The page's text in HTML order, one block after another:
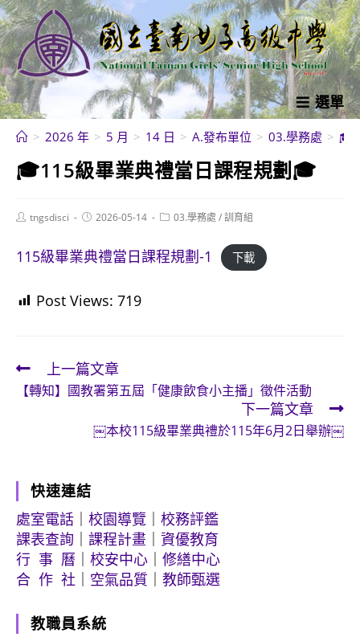
跳
轉
至
主
要
內
選單
> 2026 年 > 5 月 > 14 日 > A.發布單位 > 03.學務處 >
🎓115級畢業典禮當日課程規劃🎓
Posttngsdisci
Post2026-05-14
Post03.學務處 /訓育組
115級畢業典禮當日課程規劃-1 下載
Post Views: 719
Read
more
上一篇文章
【轉知】國教署第五屆「健康飲食小主播」徵件活動
下一篇文章
￼本校115級畢業典禮於115年6月2日舉辦￼
快速連結
處室電話
校園導覽
校務評鑑
課表查詢
課程計畫
資優教育
行 事 曆
校安中心
修繕中心
合 作 社
空氣品質 教師甄選
教職員系統